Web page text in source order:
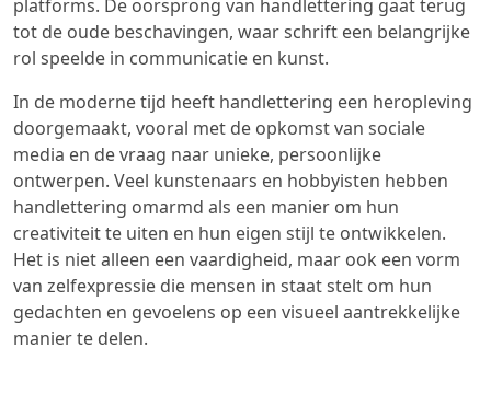
platforms. De oorsprong van handlettering gaat terug
tot de oude beschavingen, waar schrift een belangrijke
rol speelde in communicatie en kunst.
In de moderne tijd heeft handlettering een heropleving
doorgemaakt, vooral met de opkomst van sociale
media en de vraag naar unieke, persoonlijke
ontwerpen. Veel kunstenaars en hobbyisten hebben
handlettering omarmd als een manier om hun
creativiteit te uiten en hun eigen stijl te ontwikkelen.
Het is niet alleen een vaardigheid, maar ook een vorm
van zelfexpressie die mensen in staat stelt om hun
gedachten en gevoelens op een visueel aantrekkelijke
manier te delen.